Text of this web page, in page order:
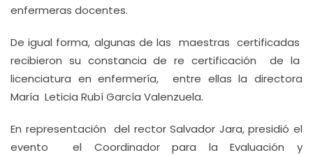
enfermeras docentes.
De igual forma, algunas de las maestras certificadas
recibieron su constancia de re certificación de la
licenciatura en enfermería, entre ellas la directora
María Leticia Rubí García Valenzuela.
En representación del rector Salvador Jara, presidió el
evento el Coordinador para la Evaluación y